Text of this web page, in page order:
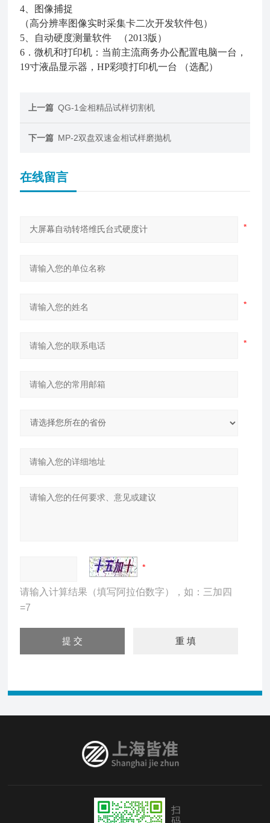
4、图像捕捉
（高分辨率图像实时采集卡二次开发软件包）
5、自动硬度测量软件 （2013版）
6．微机和打印机：当前主流商务办公配置电脑一台，
19寸液晶显示器，HP彩喷打印机一台 （选配）
上一篇 QG-1金相精品试样切割机
下一篇 MP-2双盘双速金相试样磨抛机
在线留言
请输入计算结果（填写阿拉伯数字），如：三加四
=7
扫
码